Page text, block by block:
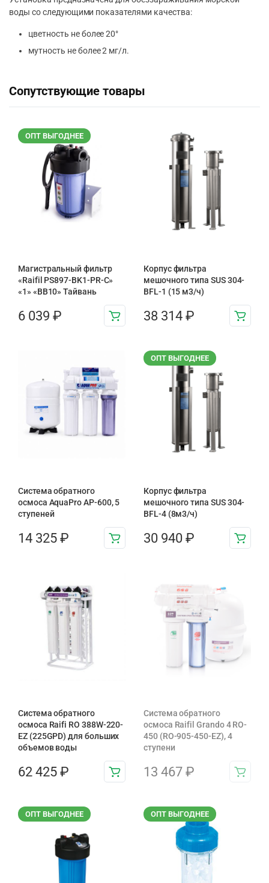
воды со следующими показателями качества:
цветность не более 20°
мутность не более 2 мг/л.
Сопутствующие товары
ОПТ ВЫГОДНЕЕ
Магистральный фильтр
«Raifil PS897-BK1-PR-С»
«1» «BB10» Тайвань
6 039 ₽
Корпус фильтра
мешочного типа SUS 304-
BFL-1 (15 м3/ч)
38 314 ₽
Система обратного
осмоса AquaPro AP-600, 5
ступеней
14 325 ₽
ОПТ ВЫГОДНЕЕ
Корпус фильтра
мешочного типа SUS 304-
BFL-4 (8м3/ч)
30 940 ₽
Система обратного
осмоса Raifi RO 388W-220-
EZ (225GPD) для больших
объемов воды
62 425 ₽
Система обратного
осмоса Raifil Grando 4 RO-
450 (RO-905-450-EZ), 4
ступени
13 467 ₽
ОПТ ВЫГОДНЕЕ ОПТ ВЫГОДНЕЕ